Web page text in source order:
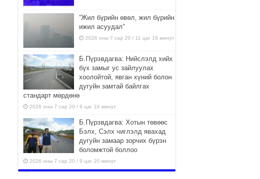
“Жил бүрийн өвөл, жил бүрийн
ижил асуудал”
2026 оны 7 сар 20 / 11 цаг 16 минут
Б.Пүрэвдагва: Нийслэлд хийх
бүх замыг ус зайлуулах
хоолойтой, явган хүний болон
дугуйн замтай байлгах
стандарт мөрдөнө
2026 оны 7 сар 20 / 9 цаг 24 минут
Б.Пүрэвдагва: Хотын төвөөс
Бэлх, Сэлх чиглэлд явахад
дугуйн замаар зорчих бүрэн
боломжтой боллоо
2026 оны 7 сар 20 / 9 цаг 20 минут